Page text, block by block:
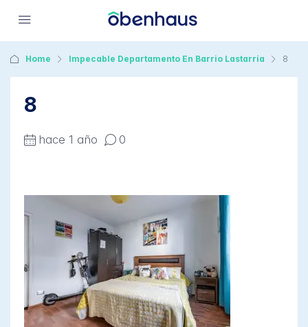
Home Impecable Departamento En Barrio Lastarria 8
8
hace 1 año 0